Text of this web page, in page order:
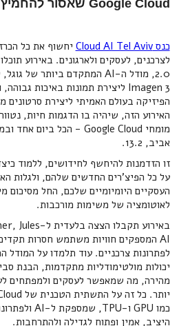
Google Cloud שאסור להחמיץ!
כנס Cloud AI Tel Aviv
הפיזיקה בעולם האמיתי ליצירת סרטונים
האירוע הזה, שיהיה בו הדגמות חיות,
אביב, 13.2.
זו הזדמנות להיחשף לחידושים, ללמוד
על כל הפיצ'רים החדשים שלהם, ולגלות
העסקיים היומיומיים שלכם, החל מסיכום
לאוטומציה של משימות מורכבות.
יכולות מולטימודליות מתקדמות, הבנת
מהירה, מה שמאפשר לעסקים ולמפתחים
היציב, אמין ופתוח לגדילה ולהתרחבות.